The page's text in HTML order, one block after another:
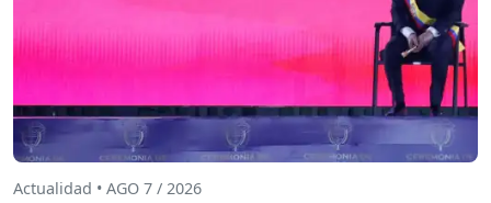
Actualidad • AGO 7 / 2026